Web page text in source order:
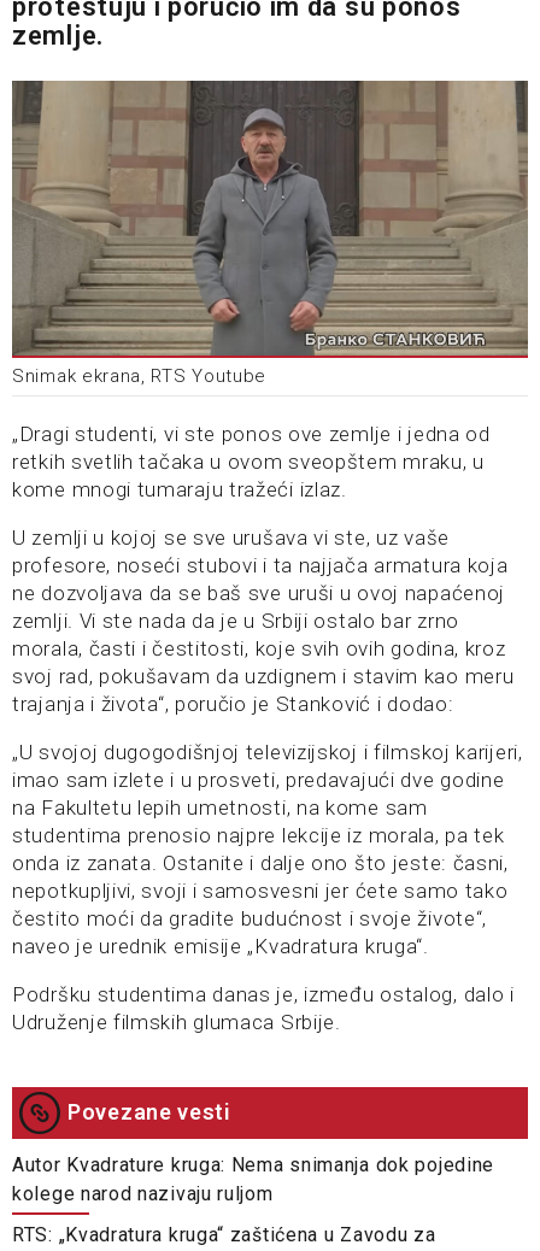
protestuju i poručio im da su ponos
zemlje.
Snimak ekrana, RTS Youtube
„Dragi studenti, vi ste ponos ove zemlje i jedna od
retkih svetlih tačaka u ovom sveopštem mraku, u
kome mnogi tumaraju tražeći izlaz.
U zemlji u kojoj se sve urušava vi ste, uz vaše
profesore, noseći stubovi i ta najjača armatura koja
ne dozvoljava da se baš sve uruši u ovoj napaćenoj
zemlji. Vi ste nada da je u Srbiji ostalo bar zrno
morala, časti i čestitosti, koje svih ovih godina, kroz
svoj rad, pokušavam da uzdignem i stavim kao meru
trajanja i života“, poručio je Stanković i dodao:
„U svojoj dugogodišnjoj televizijskoj i filmskoj karijeri,
imao sam izlete i u prosveti, predavajući dve godine
na Fakultetu lepih umetnosti, na kome sam
studentima prenosio najpre lekcije iz morala, pa tek
onda iz zanata. Ostanite i dalje ono što jeste: časni,
nepotkupljivi, svoji i samosvesni jer ćete samo tako
čestito moći da gradite budućnost i svoje živote“,
naveo je urednik emisije „Kvadratura kruga“.
Podršku studentima danas je, između ostalog, dalo i
Udruženje filmskih glumaca Srbije.
Povezane vesti
Autor Kvadrature kruga: Nema snimanja dok pojedine
kolege narod nazivaju ruljom
RTS: „Kvadratura kruga“ zaštićena u Zavodu za